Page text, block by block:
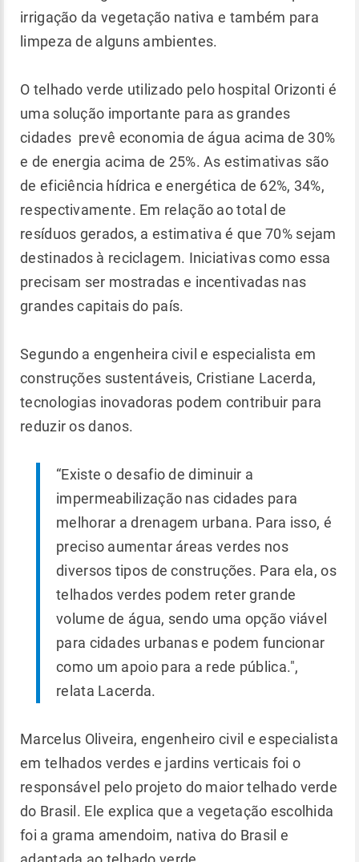
irrigação da vegetação nativa e também para
limpeza de alguns ambientes.
O telhado verde utilizado pelo hospital Orizonti é
uma solução importante para as grandes
cidades prevê economia de água acima de 30%
e de energia acima de 25%. As estimativas são
de eficiência hídrica e energética de 62%, 34%,
respectivamente. Em relação ao total de
resíduos gerados, a estimativa é que 70% sejam
destinados à reciclagem. Iniciativas como essa
precisam ser mostradas e incentivadas nas
grandes capitais do país.
Segundo a engenheira civil e especialista em
construções sustentáveis, Cristiane Lacerda,
tecnologias inovadoras podem contribuir para
reduzir os danos.
“Existe o desafio de diminuir a
impermeabilização nas cidades para
melhorar a drenagem urbana. Para isso, é
preciso aumentar áreas verdes nos
diversos tipos de construções. Para ela, os
telhados verdes podem reter grande
volume de água, sendo uma opção viável
para cidades urbanas e podem funcionar
como um apoio para a rede pública.",
relata Lacerda.
Marcelus Oliveira, engenheiro civil e especialista
em telhados verdes e jardins verticais foi o
responsável pelo projeto do maior telhado verde
do Brasil. Ele explica que a vegetação escolhida
foi a grama amendoim, nativa do Brasil e